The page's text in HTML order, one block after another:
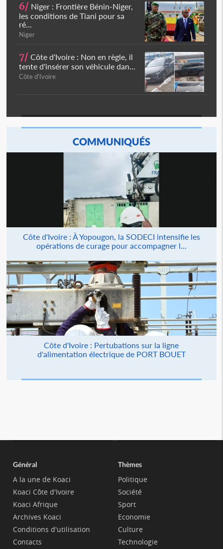
6/ Niger : Frontière Bénin-Niger,
les conditions de Tiani pour sa
ré...
Niger
7/ Côte d'Ivoire : Non en règle, il
tente d'insérer son véhicule dan...
Côte d'Ivoire
COMMUNIQUÉS
Côte d'Ivoire : À Yopougon, la SODECI intensifie les
opérations de curage pour accompagner l...
Côte d'Ivoire : Pertubations sur la ligne
d'alimentation électrique de PORT BOUET
Général
A la une de Koaci
Koaci Côte d'Ivoire
Koaci Afrique
Archives Koaci
Conditions d'utilisation
Contacts
Thèmes
Politique
Société
Sport
Economie
Culture
Technologie